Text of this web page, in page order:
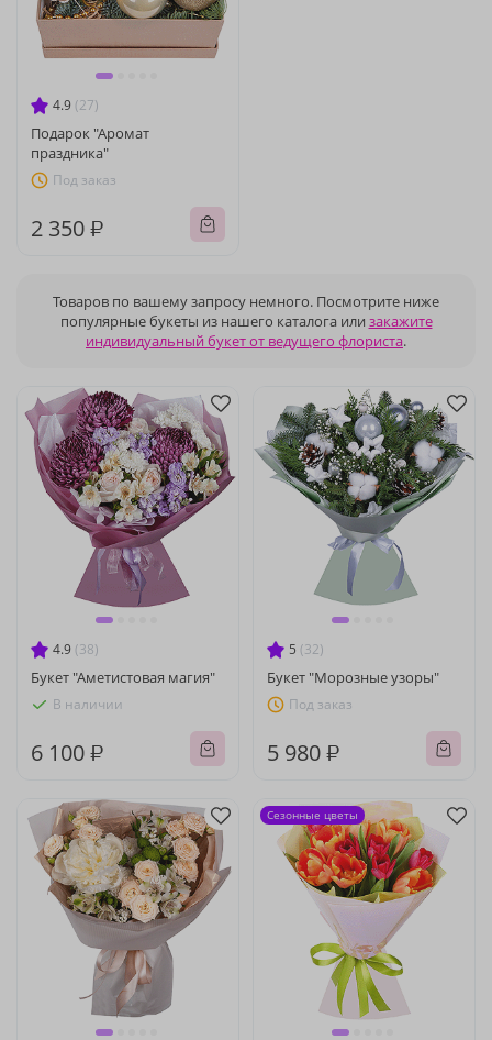
4.9 (27)
Подарок "Аромат
праздника"
Под заказ
2 350 ₽
Товаров по вашему запросу немного. Посмотрите ниже
популярные букеты из нашего каталога или закажите
индивидуальный букет от ведущего флориста.
4.9 (38)
Букет "Аметистовая магия"
В наличии
6 100 ₽
5 (32)
Букет "Морозные узоры"
Под заказ
5 980 ₽
Сезонные цветы